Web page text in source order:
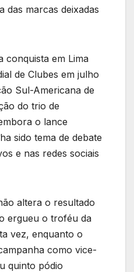
das marcas deixadas
conquista em Lima
de Clubes em julho
Sul-Americana de
do trio de
o lance
sido tema de debate
e nas redes sociais
altera o resultado
ergueu o troféu da
vez, enquanto o
como vice-
quinto pódio